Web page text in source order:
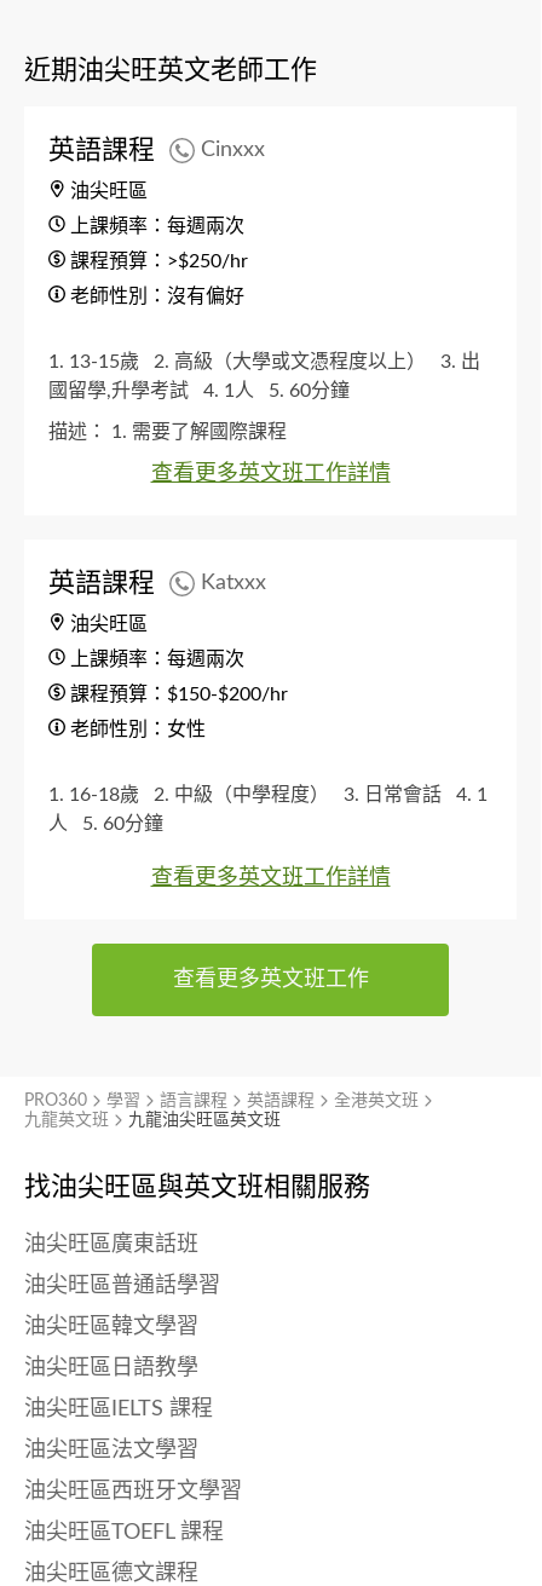
近期油尖旺英文老師工作
英語課程 Cinxxx
油尖旺區
上課頻率：每週兩次
課程預算：>$250/hr
老師性別：沒有偏好
1. 13-15歲 2. 高級（大學或文憑程度以上）
3. 出
國留學,升學考試
4. 1人 5. 60分鐘
描述： 1. 需要了解國際課程
查看更多英文班工作詳情
英語課程 Katxxx
油尖旺區
上課頻率：每週兩次
課程預算：$150-$200/hr
老師性別：女性
1. 16-18歲 2. 中級（中學程度） 3. 日常會話
4. 1
人
5. 60分鐘
查看更多英文班工作詳情
查看更多英文班工作
找油尖旺區與英文班相關服務
油尖旺區廣東話班
油尖旺區普通話學習
油尖旺區韓文學習
油尖旺區日語教學
油尖旺區IELTS 課程
油尖旺區法文學習
油尖旺區西班牙文學習
油尖旺區TOEFL 課程
油尖旺區德文課程
PRO360 學習 語言課程 英語課程
全港英文班
九龍英文班
九龍油尖旺區英文班